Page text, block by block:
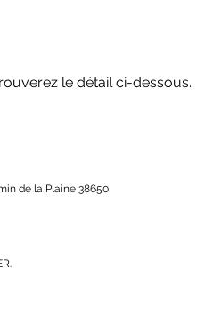
le détail ci-dessous.
de la Plaine 38650